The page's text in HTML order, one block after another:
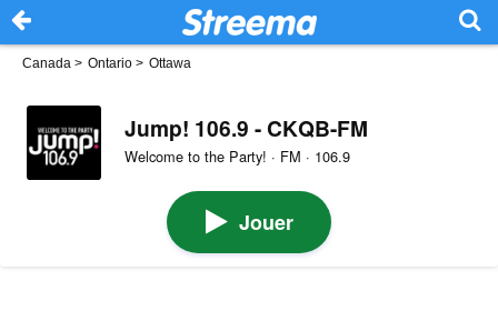
Canada > Ontario > Ottawa
Jump! 106.9 - CKQB-FM
Welcome to the Party! · FM · 106.9
Jouer